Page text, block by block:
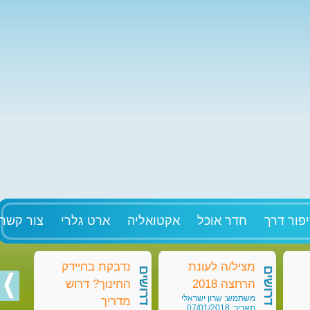
דרך חדר אוכל אקטואליה ארט גלרי צור
מציל/ה לעונת
הרחצה 2018
משתמש: שרון ישראלי
תאריך: 07/01/2018
דרושים
נדבקת בחיידק
החינוך? דרוש
מדריך
דרושים דרושים